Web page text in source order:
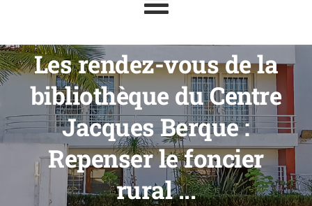
Toggle
Navigation
A propos
Recherche
Publications
Bibliothèque
Formations
Évènements
Appels
Les rendez-vous de la
bibliothèque du Centre
Jacques Berque :
Repenser le foncier
rural ...